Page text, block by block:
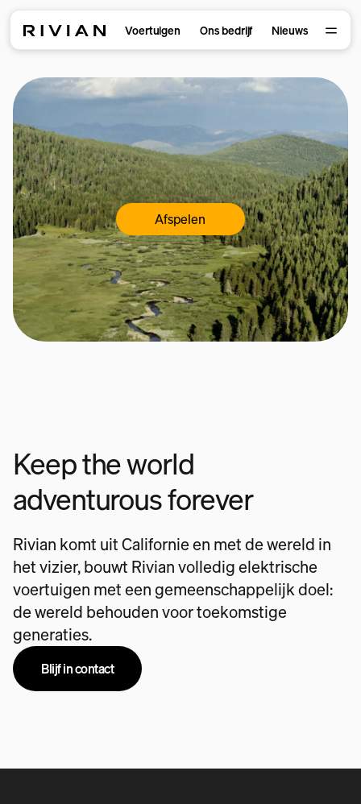
Voertuigen Ons bedrijf Nieuws
Afspelen
Keep the world
adventurous forever
Rivian komt uit Californie en met de wereld in
het vizier, bouwt Rivian volledig elektrische
voertuigen met een gemeenschappelijk doel:
de wereld behouden voor toekomstige
generaties.
Blijf in contact